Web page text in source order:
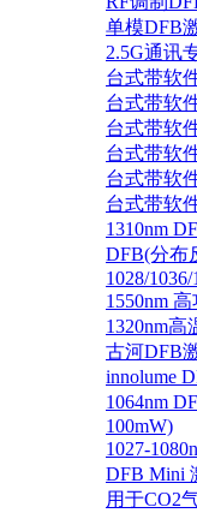
单模DFB
2.5G通讯
台式带软
台式带软
台式带软
台式带软
台式带软
台式带软
1310nm
DFB(分布
1028/
1550nm
1320nm
古河DFB
innolume
1064nm
100mW)
1027-
DFB Mini
用于CO2